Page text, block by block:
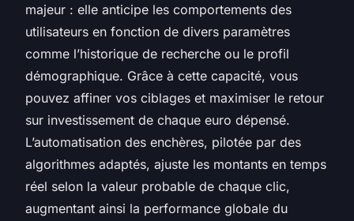
majeur : elle anticipe les comportements des
utilisateurs en fonction de divers paramètres
comme l’historique de recherche ou le profil
démographique. Grâce à cette capacité, vous
pouvez affiner vos ciblages et maximiser le retour
sur investissement de chaque euro dépensé.
L’automatisation des enchères, pilotée par des
algorithmes adaptés, ajuste les montants en temps
réel selon la valeur probable de chaque clic,
augmentant ainsi la performance globale du